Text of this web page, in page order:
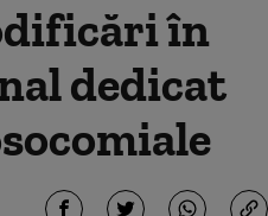
în
dedicat